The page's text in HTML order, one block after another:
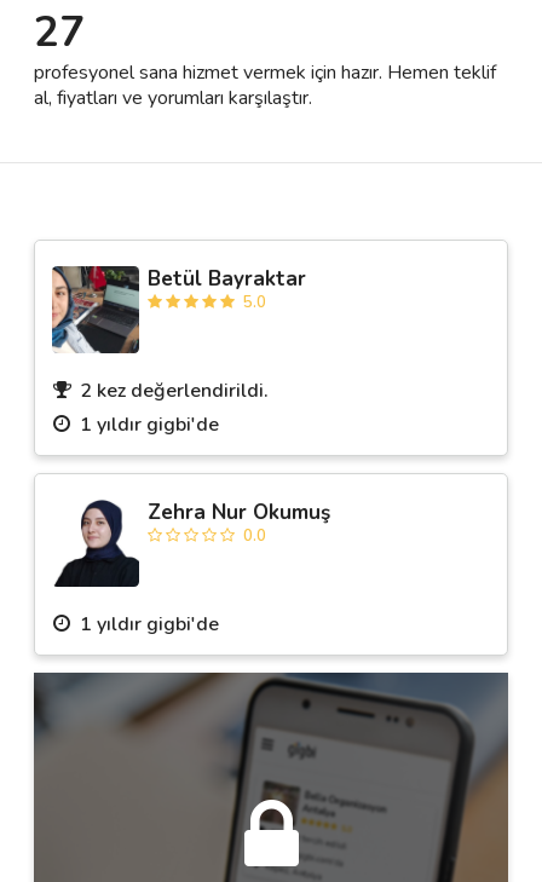
Destek
İletişim
27
profesyonel sana hizmet vermek için hazır. Hemen teklif
al, fiyatları ve yorumları karşılaştır.
Betül Bayraktar
5.0
2 kez değerlendirildi.
1 yıldır gigbi'de
Zehra Nur Okumuş
0.0
1 yıldır gigbi'de